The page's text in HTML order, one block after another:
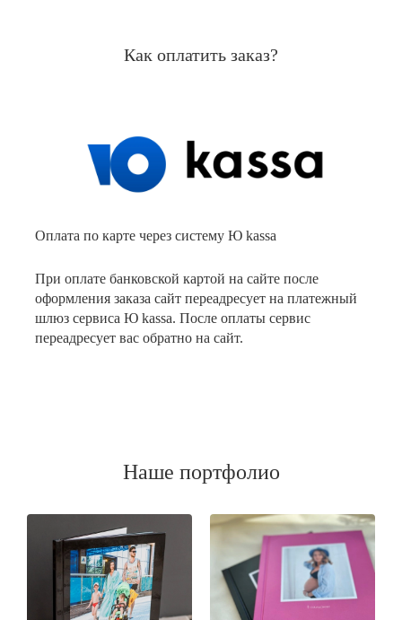
Как оплатить заказ?
Оплата по карте через систему Ю kassa
При оплате банковской картой на сайте после
оформления заказа сайт переадресует на платежный
шлюз сервиса Ю kassa. После оплаты сервис
переадресует вас обратно на сайт.
Наше портфолио